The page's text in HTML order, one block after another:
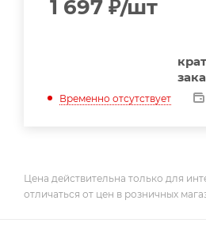
1 697 ₽/шт
Временно отсутствует
Цена действительна только для
отличаться от цен в розничных